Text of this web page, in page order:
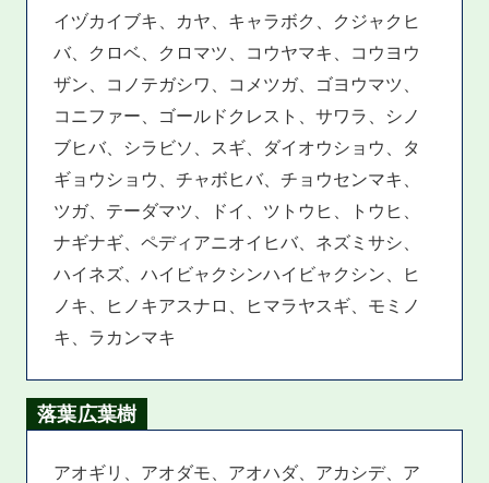
イヅカイブキ、カヤ、キャラボク、クジャクヒ
バ、クロベ、クロマツ、コウヤマキ、コウヨウ
ザン、コノテガシワ、コメツガ、ゴヨウマツ、
コニファー、ゴールドクレスト、サワラ、シノ
ブヒバ、シラビソ、スギ、ダイオウショウ、タ
ギョウショウ、チャボヒバ、チョウセンマキ、
ツガ、テーダマツ、ドイ、ツトウヒ、トウヒ、
ナギナギ、ペディアニオイヒバ、ネズミサシ、
ハイネズ、ハイビャクシンハイビャクシン、ヒ
ノキ、ヒノキアスナロ、ヒマラヤスギ、モミノ
キ、ラカンマキ
落葉広葉樹
アオギリ、アオダモ、アオハダ、アカシデ、ア